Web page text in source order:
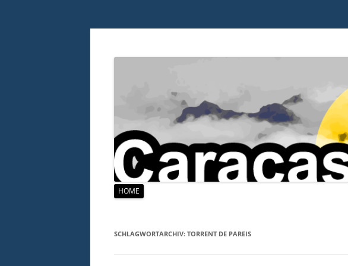
Zum
Inhalt
HOME
SCHLAGWORTARCHIV: TORRENT DE PAREIS